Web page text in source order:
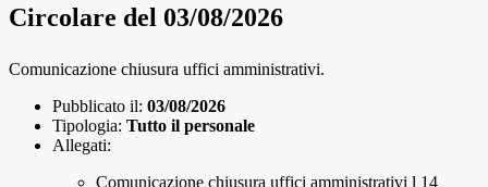
Circolare del 03/08/2026
Comunicazione chiusura uffici amministrativi.
Pubblicato il: 03/08/2026
Tipologia: Tutto il personale
Allegati:
Comunicazione chiusura uffici amministrativi l 14